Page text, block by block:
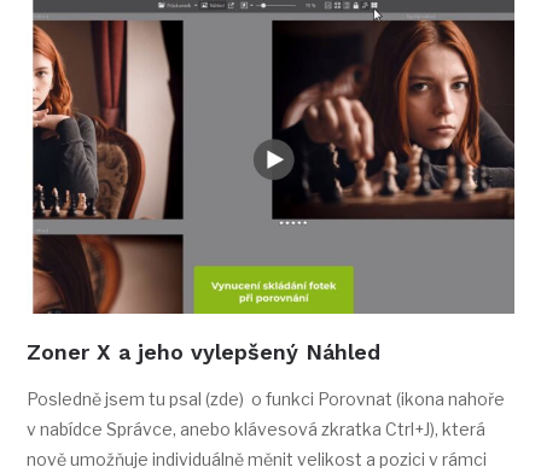
Zoner X a jeho vylepšený Náhled
Posledně jsem tu psal (zde) o funkci Porovnat (ikona nahoře
v nabídce Správce, anebo klávesová zkratka Ctrl+J), která
nově umožňuje individuálně měnit velikost a pozici v rámci